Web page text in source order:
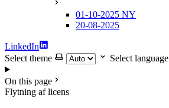
01-10-2025 NY
20-08-2025
LinkedIn
Select theme
Select language
On this page
Flytning af licens